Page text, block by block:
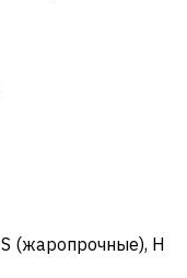
S (жаропрочные), H